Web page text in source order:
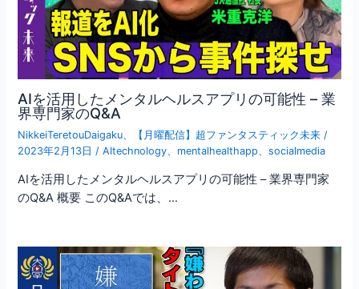
AIを活用したメンタルヘルスアプリの可能性 – 業
界専門家のQ&A
NikkeiTeretouDaigaku 【月曜配信】超ファンタスティック未来 /
2023年2月13日 /AItechnology mentalhealthapp 、socialmedia
AIを活用したメンタルヘルスアプリの可能性 – 業界専門家
のQ&A 概要 このQ&Aでは、…